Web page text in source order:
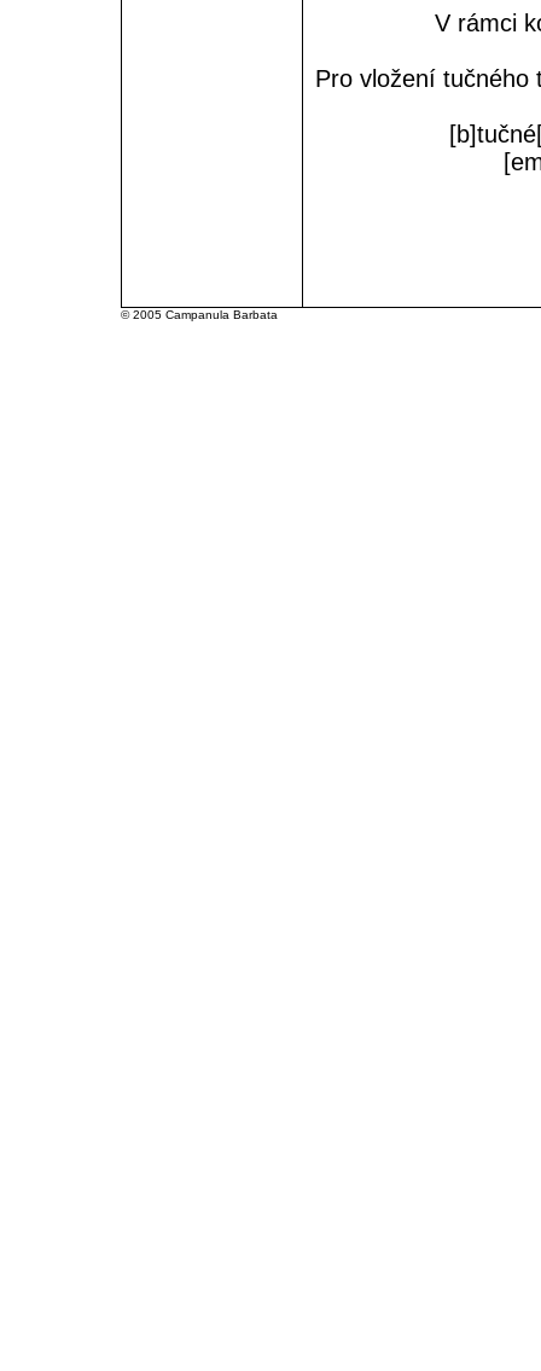
V rámci
Pro vložení tučného
© 2005 Campanula Barbata